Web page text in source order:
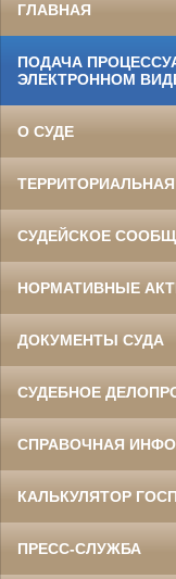
ГЛАВНАЯ
ПОДАЧА
ЭЛЕКТРОННОМ
О СУДЕ
СУДЕЙСКОЕ
НОРМАТИВНЫЕ
ДОКУМЕНТЫ СУДА
СУДЕБНОЕ
СПРАВОЧНАЯ
КАЛЬКУЛЯТОР
ПРЕСС-СЛУЖБА